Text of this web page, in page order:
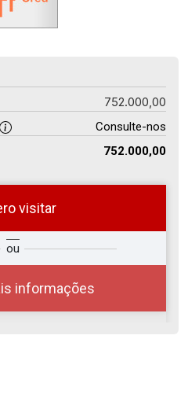
752.000,00
Consulte-nos
752.000,00
visitar
ou
informações
dia e horário para
você?